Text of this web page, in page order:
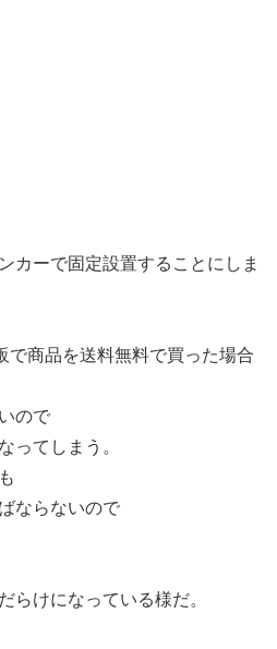
カーで固定設置することにしま
で商品を送料無料で買った場合
ので
ってしまう。
ならないので
らけになっている様だ。